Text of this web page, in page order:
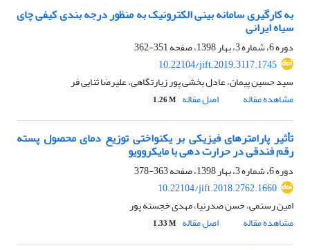
به کارگیری سامانه بینی الکترونیک به منظور درجه بندی کیفی چای
سیاه ایرانی
دوره 6، شماره 3، بهار 1398، صفحه
351-362
10.22104/jift.2019.3117.1745
سید حسین پیمان، عادل بخشی پور زیارتگاهی، علیرضا ثنایی فر
مشاهده مقاله
اصل مقاله 1.26 M
تأثیر پارامترهای فیزیکی بر یکنواختی توزیع دمای محصول پسته
رقم فندقی در حرارت دهی با مایکروویو
دوره 6، شماره 3، بهار 1398، صفحه
363-378
10.22104/jift.2018.2762.1660
امین رستمی، حسن صدرنیا، مهدی خجسته پور
مشاهده مقاله
اصل مقاله 1.33 M